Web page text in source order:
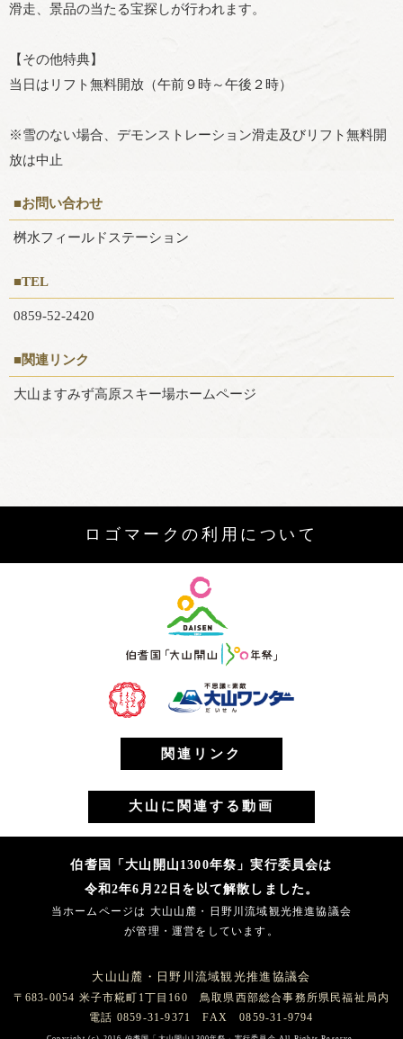
滑走、景品の当たる宝探しが行われます。
【その他特典】
当日はリフト無料開放（午前９時～午後２時）
※雪のない場合、デモンストレーション滑走及びリフト無料開
放は中止
■お問い合わせ
桝水フィールドステーション
■TEL
0859-52-2420
■関連リンク
大山ますみず高原スキー場ホームページ
ロゴマークの利用について
関連リンク
大山に関連する動画
伯耆国「大山開山1300年祭」実行委員会は
令和2年6月22日を以て解散しました。
当ホームページは 大山山麓・日野川流域観光推進協議会
が管理・運営をしています。
大山山麓・日野川流域観光推進協議会
〒683-0054 米子市糀町1丁目160 鳥取県西部総合事務所県民福祉局内
電話 0859-31-9371 FAX 0859-31-9794